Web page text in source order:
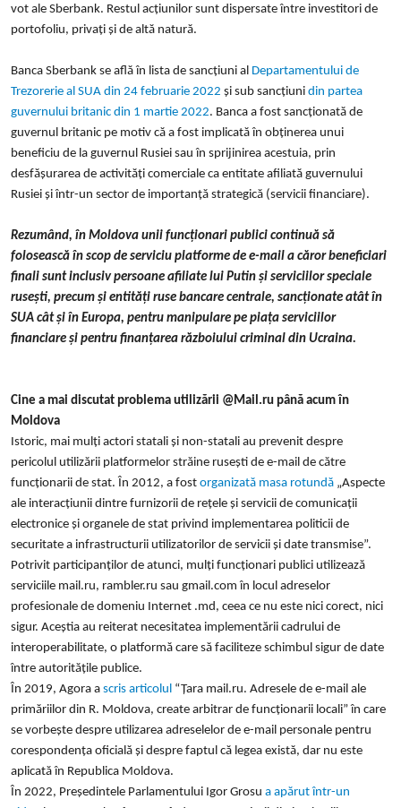
vot ale Sberbank. Restul acțiunilor sunt dispersate între investitori de
portofoliu, privați și de altă natură.
Banca Sberbank se află în lista de sancțiuni al Departamentului de
Trezorerie al SUAdin 24 februarie 2022 și sub sancțiunidin partea
guvernului britanic din 1 martie 2022. Banca a fost sancționată de
guvernul britanic pe motiv că a fost implicată în obținerea unui
beneficiu de la guvernul Rusiei sau în sprijinirea acestuia, prin
desfășurarea de activități comerciale ca entitate afiliată guvernului
Rusiei și într-un sector de importanță strategică (servicii financiare).
Rezumând, în Moldova unii funcționari publici continuă să
folosească în scop de serviciu platforme de e-mail a căror beneficiari
finali sunt inclusiv persoane afiliate lui Putin și serviciilor speciale
rusești, precum și entități ruse bancare centrale, sancționate atât în
SUA cât și în Europa, pentru manipulare pe piața serviciilor
financiare și pentru finanțarea războiului criminal din Ucraina.
Cine a mai discutat problema utilizării @Mail.ru până acum în
Moldova
Istoric, mai mulți actori statali și non-statali au prevenit despre
pericolul utilizării platformelor străine rusești de e-mail de către
funcționarii de stat. În 2012, a fostorganizată masa rotundă „Aspecte
ale interacțiunii dintre furnizorii de rețele și servicii de comunicații
electronice și organele de stat privind implementarea politicii de
securitate a infrastructurii utilizatorilor de servicii și date transmise”.
Potrivit participanților de atunci, mulți funcționari publici utilizează
serviciile mail.ru, rambler.ru sau gmail.com în locul adreselor
profesionale de domeniu Internet .md, ceea ce nu este nici corect, nici
sigur. Aceștia au reiterat necesitatea implementării cadrului de
interoperabilitate, o platformă care să faciliteze schimbul sigur de date
între autoritățile publice.
În 2019, Agora ascris articolul “Țara mail.ru. Adresele de e-mail ale
primăriilor din R. Moldova, create arbitrar de funcționarii locali”în care
se vorbește despre utilizarea adreselelor de e-mail personale pentru
corespondența oficială și despre faptul că legea există, dar nu este
aplicată în Republica Moldova.
În 2022, Președintele Parlamentului Igor Grosu a apărut într-un